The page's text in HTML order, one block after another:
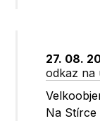
27. 08.
odkaz na
Na Stírce